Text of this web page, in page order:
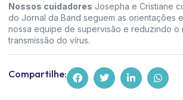
Nossos cuidadores Josepha e Cristiane
do Jornal da Band seguem as orientações
nossa equipe de supervisão e reduzindo o
transmissão do vírus.
Compartilhe: